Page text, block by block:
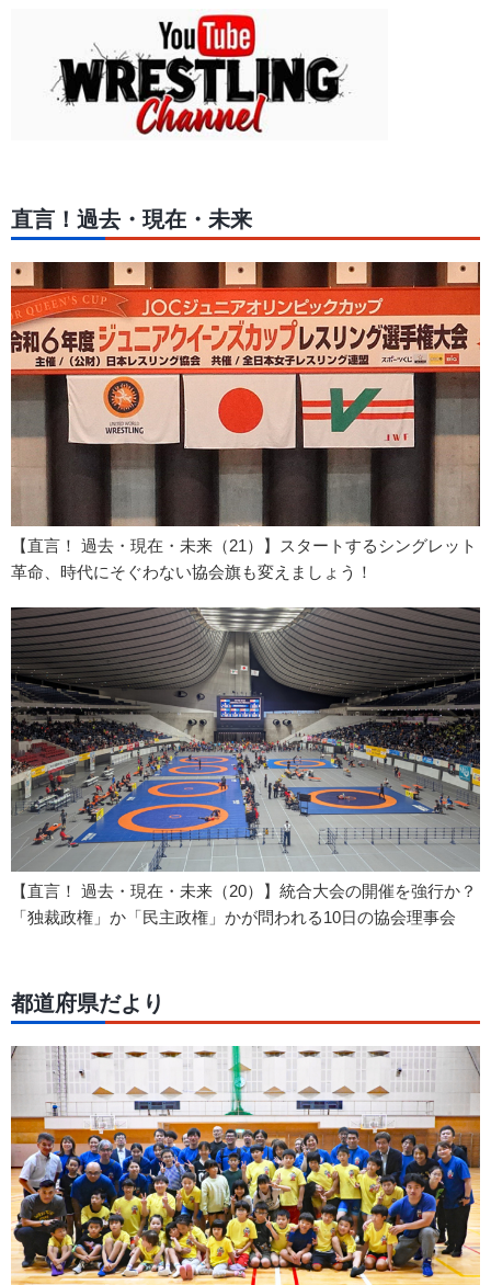
直言！過去・現在・未来
【直言！ 過去・現在・未来（21）】スタートするシングレット
革命、時代にそぐわない協会旗も変えましょう！
【直言！ 過去・現在・未来（20）】統合大会の開催を強行か？
「独裁政権」か「民主政権」かが問われる10日の協会理事会
都道府県だより